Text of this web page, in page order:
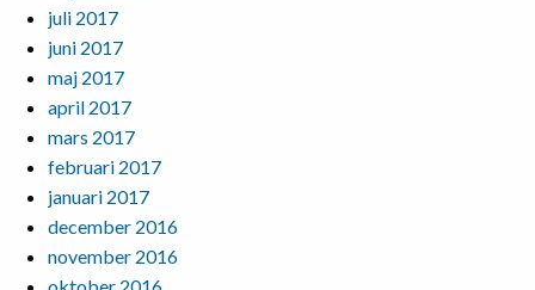
juli 2017
juni 2017
maj 2017
april 2017
mars 2017
februari 2017
januari 2017
december 2016
november 2016